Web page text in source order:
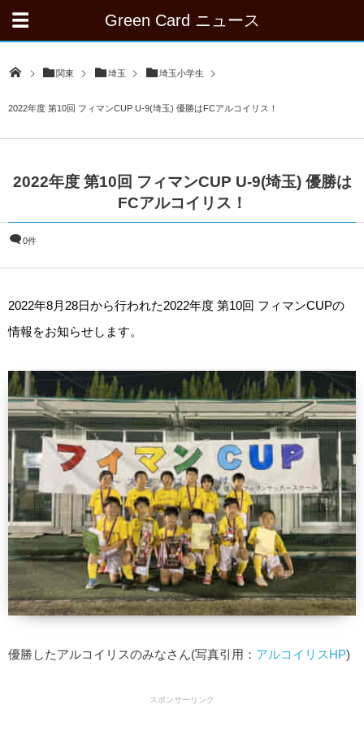
Green Card ニュース
関東 埼玉 埼玉小学生
2022年度 第10回 フィマンCUP U-9(埼玉) 優勝はFCアルコイリス！
2022年度 第10回 フィマンCUP U-9(埼玉) 優勝は
FCアルコイリス！
0件
2022年8月28日から行われた2022年度 第10回 フィマンCUPの
情報をお知らせします。
優勝したアルコイリスのみなさん(写真引用： アルコイリスHP)
スポンサーリンク